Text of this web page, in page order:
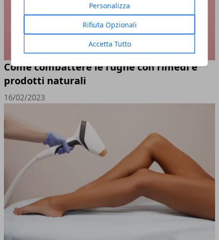
Personalizza
Rifiuta Opzionali
Accetta Tutto
Come combattere le rughe con rimedi e
prodotti naturali
16/02/2023